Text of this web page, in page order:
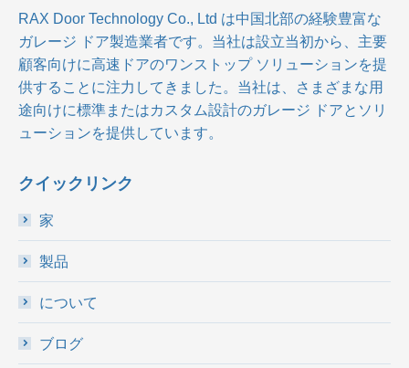
RAX Door Technology Co., Ltd は中国北部の経験豊富な
ガレージ ドア製造業者です。当社は設立当初から、主要
顧客向けに高速ドアのワンストップ ソリューションを提
供することに注力してきました。当社は、さまざまな用
途向けに標準またはカスタム設計のガレージ ドアとソリ
ューションを提供しています。
クイックリンク
家
製品
について
ブログ